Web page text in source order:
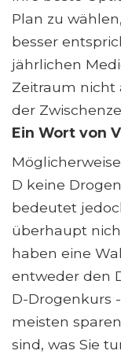
Plan zu
besser
jährlichen
Zeitraum nicht
der
Ein Wort von
D keine
bedeutet
überhaupt
haben eine
entweder den
D-Drogenkurs
meisten
sind, was Sie